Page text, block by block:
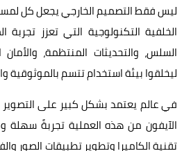
ليس فقط التصميم الخارجي يجعل كل
الخلفية التكنولوجية التي تعزز
السلس، والتحديثات المنتظمة،
ليخلقوا بيئة استخدام تتسم بالموثوقية
في عالم يعتمد بشكل كبير على
الآيفون من هذه العملية تجربةً
تقنية الكاميرا وتطوير تطبيقات الصور